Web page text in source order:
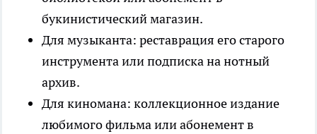
букинистический магазин.
Для музыканта: реставрация его старого
инструмента или подписка на нотный
архив.
Для киномана: коллекционное издание
любимого фильма или абонемент в